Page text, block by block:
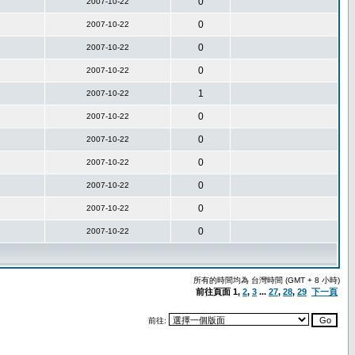
2007-10-22 0
2007-10-22 0
2007-10-22 0
2007-10-22 1
2007-10-22 0
2007-10-22 0
2007-10-22 0
2007-10-22 0
2007-10-22 0
2007-10-22 0
所有的時間均為 台灣時間 (GMT + 8 小時)
前往頁面 1, 2, 3 ... 27, 28, 29 下一頁
前往: